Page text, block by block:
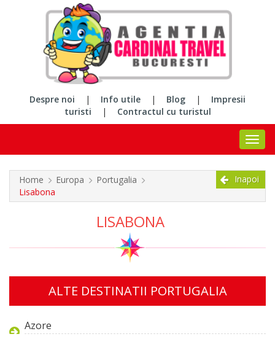
Despre noi | Info utile | Blog |
Impresii
turisti
| Contractul cu turistul
Home Europa
Portugalia
Lisabona
Inapoi
LISABONA
ALTE DESTINATII PORTUGALIA
Azore